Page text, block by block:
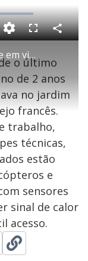
Criança de 2 anos desaparece em vilarejo francês enquanto brincava
F
l
s
c
r
e
C
o
i
l
h
o último
de 2 anos
no jardim
francês.
trabalho,
técnicas,
estão
e
sensores
sinal de calor
acesso.